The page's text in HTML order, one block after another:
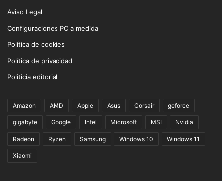
Aviso Legal
Configuraciones PC a medida
Política de cookies
Política de privacidad
Politicia editorial
Amazon AMD Apple Asus Corsair geforce
gigabyte Google Intel Microsoft MSI Nvidia
Radeon Ryzen Samsung Windows 10 Windows 11
Xiaomi